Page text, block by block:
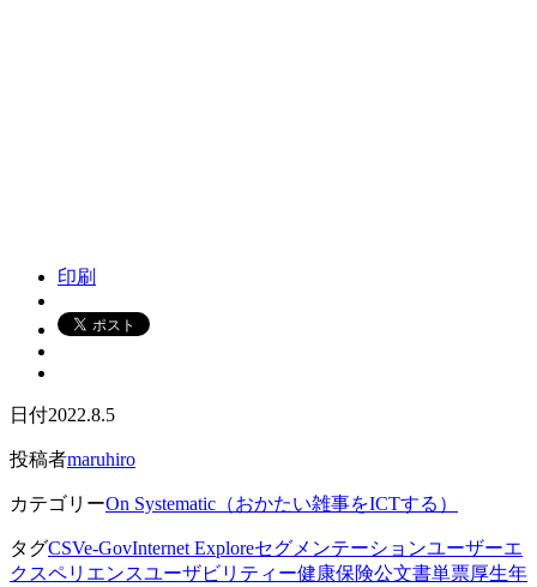
印刷
日付2022.8.5
投稿者maruhiro
カテゴリーOn Systematic（おかたい雑事をICTする）
タグCSVe-GovInternet Exploreセグメンテーションユーザーエ
クスペリエンスユーザビリティー健康保険公文書単票厚生年